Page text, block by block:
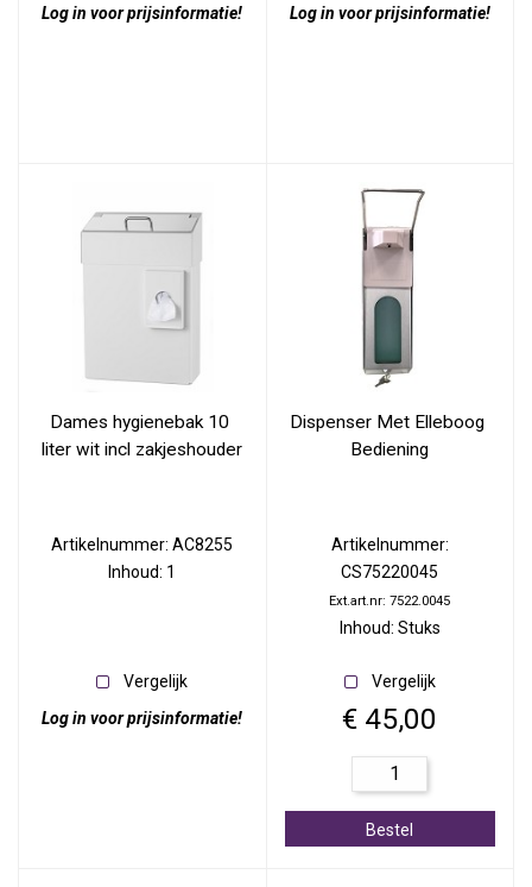
Log in voor prijsinformatie!
Log in voor prijsinformatie!
Dames hygienebak 10
liter wit incl zakjeshouder
Artikelnummer: AC8255
Inhoud: 1
Vergelijk
Log in voor prijsinformatie!
Dispenser Met Elleboog
Bediening
Artikelnummer:
CS75220045
Ext.art.nr: 7522.0045
Inhoud: Stuks
Vergelijk
€ 45,00
Bestel